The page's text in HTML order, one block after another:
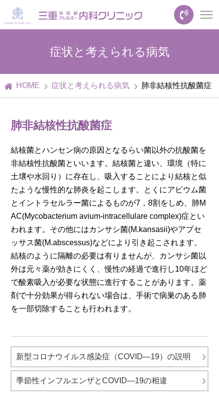
症状と考えられる病気
HOME 症状と考えられる病気 肺非結核性抗酸菌症
肺非結核性抗酸菌症
結核菌とハンセン病の原因となるらい菌以外の抗酸菌を
非結核性抗酸菌といいます。結核菌と違い、環境（特に
土壌や水回り）に存在し、吸入することにより結核と似
たような慢性的な肺炎を起こします。とくにアビウム菌
とイントラセルラー菌によるものが7，8割をしめ、肺M
AC(Mycobacterium avium-intracellulare complex)症とい
われます。その他にはカンサシ菌(M.kansasii)やアブセ
ッサス菌(M.abscessus)などにより引き起こされます。
結核のように隔離の必要は有りませんが、カンサシ菌以
外は元々薬が効きにくく、慢性の経過で進行し10年ほど
で酸素吸入が必要な状態に進行することがあります。薬
剤で十分効果が得られない場合は、手術で病巣のある肺
を一部切除することも行われます。
新型コロナウイルス感染症（COVID―19）の説明
季節性インフルエンザとCOVID―19の相違